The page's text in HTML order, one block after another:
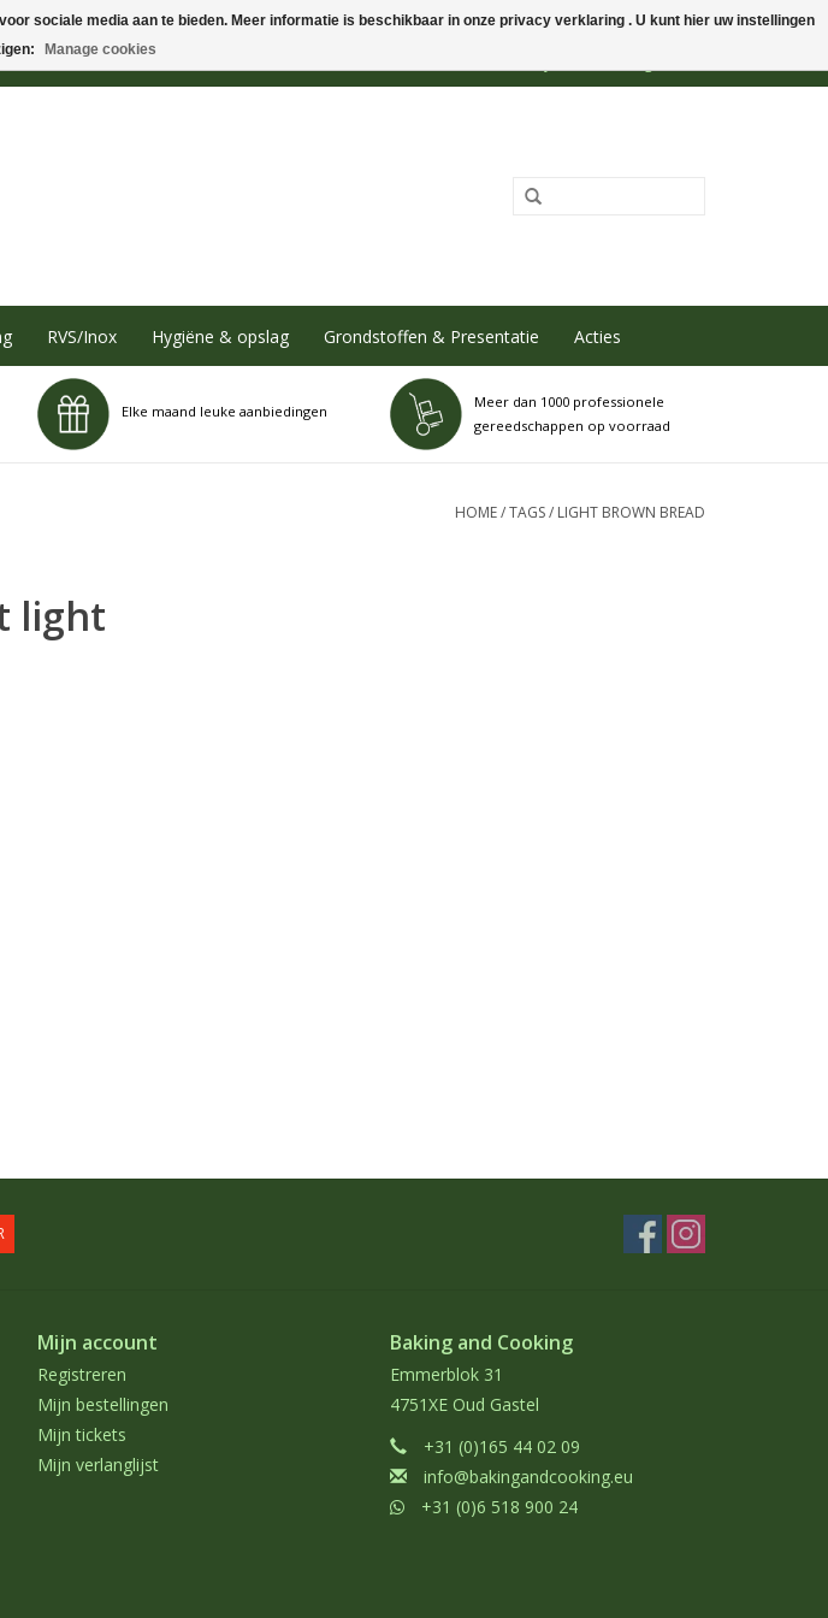
RVS/Inox Hygiëne & opslag Grondstoffen & Presentatie Acties
Elke maand leuke aanbiedingen
Meer dan 1000 professionele
gereedschappen op voorraad
HOME/TAGS/ LIGHT BROWN BREAD
light
Mijn account
Registreren
Mijn bestellingen
Mijn tickets
Mijn verlanglijst
Baking and Cooking
Emmerblok 31
4751XE Oud Gastel
+31 (0)165 44 02 09
info@bakingandcooking.eu
+31 (0)6 518 900 24
sociale media aan te bieden. Meer informatie is beschikbaar in onze privacy verklaring . U kunt hier uw instellingen
Manage cookies